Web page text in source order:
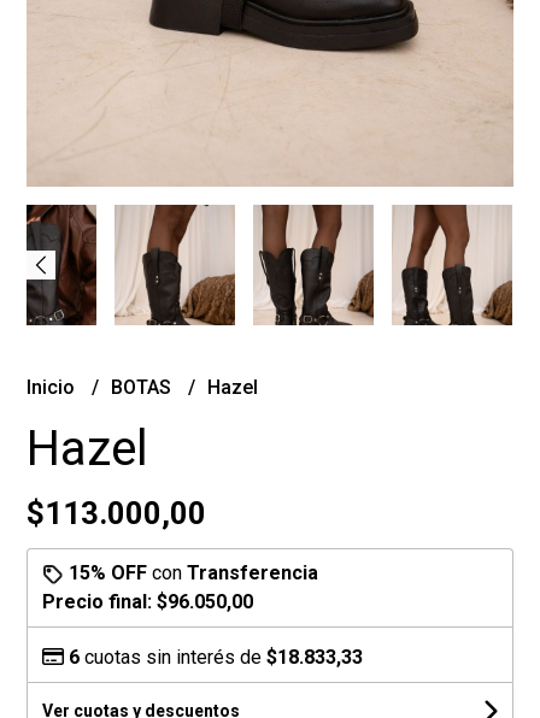
Inicio BOTAS Hazel
Hazel
$113.000,00
15% OFF conTransferencia
Precio final:$96.050,00
6 cuotas sin interés de$18.833,33
Ver cuotas y descuentos